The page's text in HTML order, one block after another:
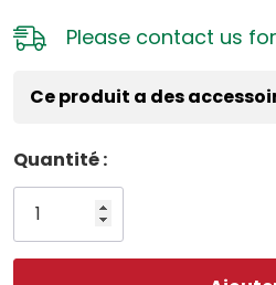
Please contact us
Ce produit a des
Dépêchez-
vous!
Quantité :